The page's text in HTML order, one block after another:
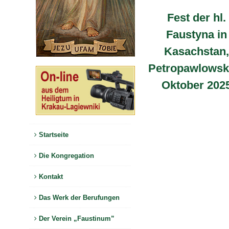
Startseite
Die Kongregation
Kontakt
Das Werk der Berufungen
Der Verein „Faustinum”
Fest der hl.
Faustyna in
Kasachstan,
Oktober